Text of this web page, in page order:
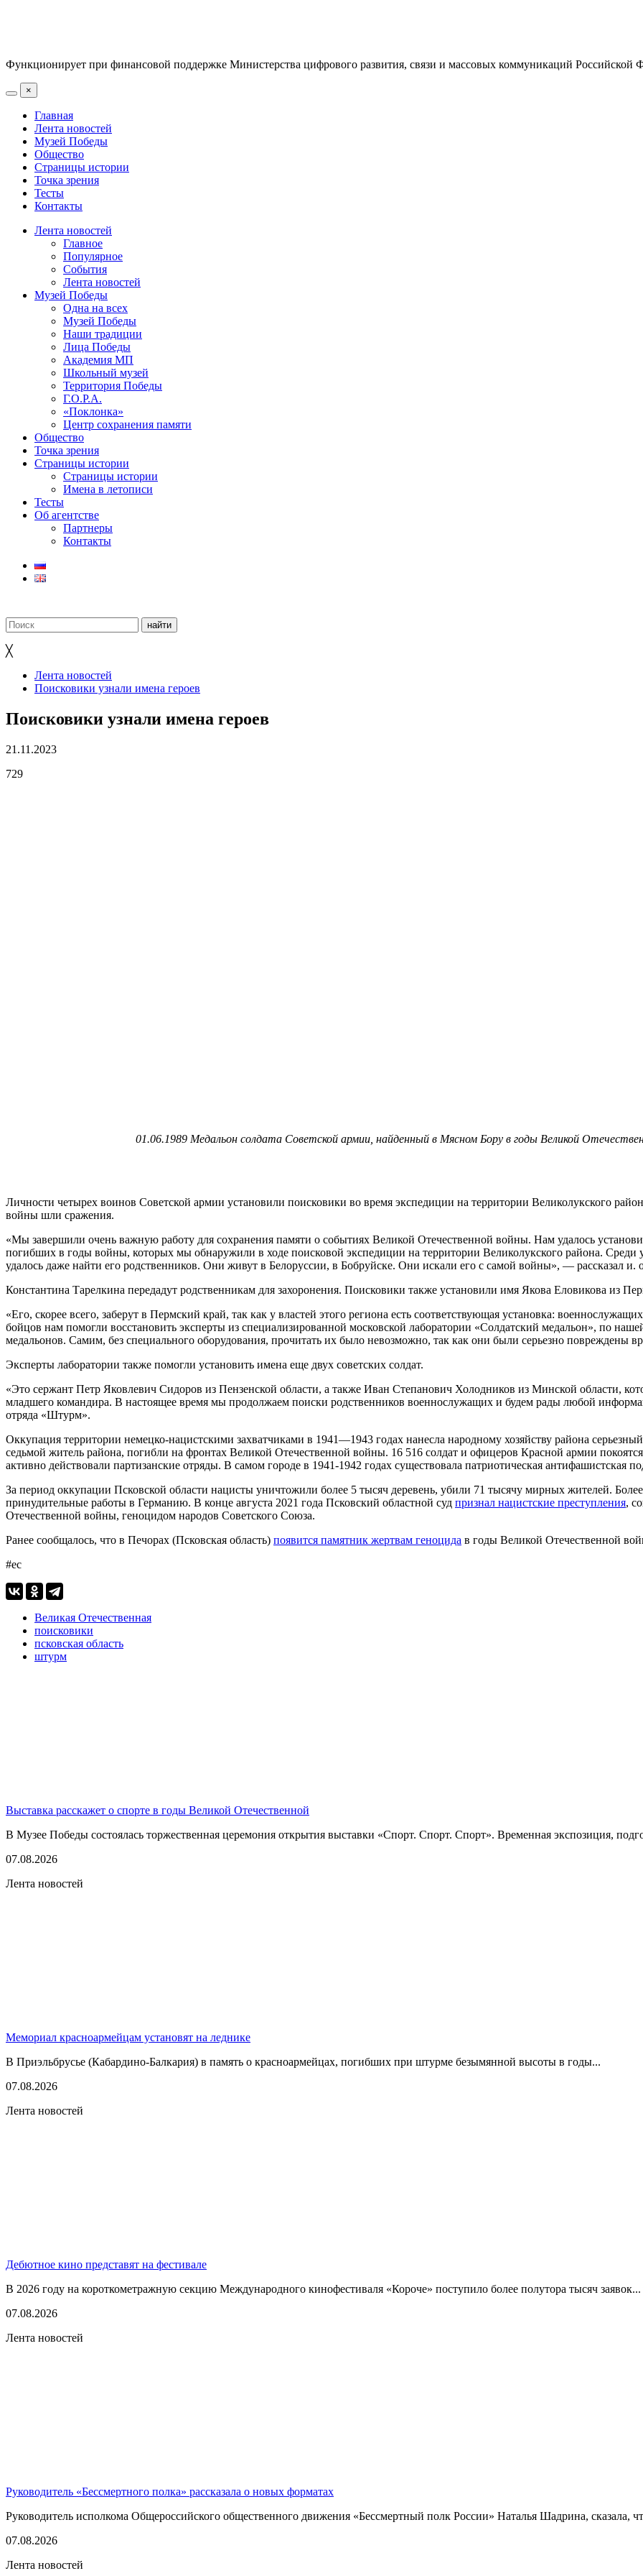
Функционирует при финансовой поддержке Министерства цифрового развития, связи и массовых коммуникаций Российской
×
Главная
Лента новостей
Музей Победы
Общество
Страницы истории
Точка зрения
Тесты
Контакты
Лента новостей
Главное
Популярное
События
Лента новостей
Музей Победы
Одна на всех
Музей Победы
Наши традиции
Лица Победы
Академия МП
Школьный музей
Территория Победы
Г.О.Р.А.
«Поклонка»
Центр сохранения памяти
Общество
Точка зрения
Страницы истории
Страницы истории
Имена в летописи
Тесты
Об агентстве
Партнеры
Контакты
╳
Лента новостей
Поисковики узнали имена героев
Поисковики узнали имена героев
21.11.2023
729
01.06.1989 Медальон солдата Советской армии, найденный в Мясном Бору в годы Великой
Личности четырех воинов Советской армии установили поисковики во время экспедиции на территории Великолукского
войны шли сражения.
«Мы завершили очень важную работу для сохранения памяти о событиях Великой Отечественной войны. Нам удалось
погибших в годы войны, которых мы обнаружили в ходе поисковой экспедиции на территории Великолукского района.
удалось даже найти его родственников. Они живут в Белоруссии, в Бобруйске. Они искали его с самой войны», — рассказал
Константина Тарелкина передадут родственникам для захоронения. Поисковики также установили имя Якова Еловикова из
«Его, скорее всего, заберут в Пермский край, так как у властей этого региона есть соответствующая установка:
бойцов нам помогли восстановить эксперты из специализированной московской лаборатории «Солдатский медальон», по
медальонов. Самим, без специального оборудования, прочитать их было невозможно, так как они были серьезно повреждены
Эксперты лаборатории также помогли установить имена еще двух советских солдат.
«Это сержант Петр Яковлевич Сидоров из Пензенской области, а также Иван Степанович Холодников из Минской области,
младшего командира. В настоящее время мы продолжаем поиски родственников военнослужащих и будем рады любой
отряда «Штурм».
Оккупация территории немецко-нацистскими захватчиками в 1941—1943 годах нанесла народному хозяйству района
седьмой житель района, погибли на фронтах Великой Отечественной войны. 16 516 солдат и офицеров Красной армии
активно действовали партизанские отряды. В самом городе в 1941-1942 годах существовала патриотическая антифашистская
За период оккупации Псковской области нацисты уничтожили более 5 тысяч деревень, убили 71 тысячу мирных жителей.
принудительные работы в Германию. В конце августа 2021 года Псковский областной суд признал нацистские преступления,
Отечественной войны, геноцидом народов Советского Союза.
Ранее сообщалось, что в Печорах (Псковская область) появится памятник жертвам геноцида в годы Великой Отечественной
#ес
Великая Отечественная
поисковики
псковская область
штурм
Выставка расскажет о спорте в годы Великой Отечественной
В Музее Победы состоялась торжественная церемония открытия выставки «Спорт. Спорт. Спорт». Временная экспозиция,
07.08.2026
Лента новостей
Мемориал красноармейцам установят на леднике
В Приэльбрусье (Кабардино-Балкария) в память о красноармейцах, погибших при штурме безымянной высоты в годы...
07.08.2026
Лента новостей
Дебютное кино представят на фестивале
В 2026 году на короткометражную секцию Международного кинофестиваля «Короче» поступило более полутора тысяч заявок...
07.08.2026
Лента новостей
Руководитель «Бессмертного полка» рассказала о новых форматах
Руководитель исполкома Общероссийского общественного движения «Бессмертный полк России» Наталья Шадрина, сказала,
07.08.2026
Лента новостей